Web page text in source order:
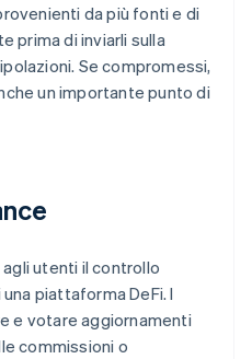
da più fonti e di
prima di inviarli sulla
Se compromessi,
un importante punto di
utenti il controllo
piattaforma DeFi. I
e votare aggiornamenti
commissioni o